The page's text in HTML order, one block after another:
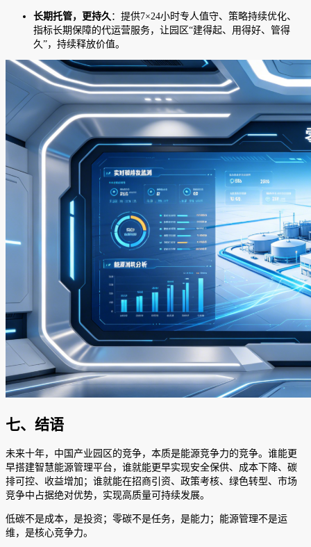
长期托管，更持久 ：提供7×24小时专人值守、策略持续优化、
指标长期保障的代运营服务，让园区“建得起、用得好、管得
久”，持续释放价值。
七、结语
未来十年，中国产业园区的竞争，本质是能源竞争力的竞争。谁能更
早搭建智慧能源管理平台，谁就能更早实现安全保供、成本下降、碳
排可控、收益增加；谁就能在招商引资、政策考核、绿色转型、市场
竞争中占据绝对优势，实现高质量可持续发展。
低碳不是成本，是投资；零碳不是任务，是能力；能源管理不是运
维，是核心竞争力。